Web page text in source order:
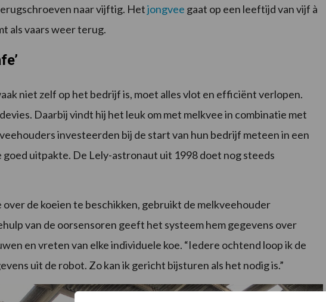
naar vijftig. Hetjongvee gaat op een leeftijd van vijf à
als vaars weer terug.
niet zelf op het bedrijf is, moet alles vlot en efficiënt verlopen.
devies. Daarbij vindt hij het leuk om met melkvee in combinatie met
investeerden bij de start van hun bedrijf meteen in een
goed uitpakte. De Lely-astronaut uit 1998 doet nog steeds
de koeien te beschikken, gebruikt de melkveehouder
van de oorsensoren geeft het systeem hem gegevens over
en vreten van elke individuele koe. “Iedere ochtend loop ik de
uit de robot. Zo kan ik gericht bijsturen als het nodig is.”